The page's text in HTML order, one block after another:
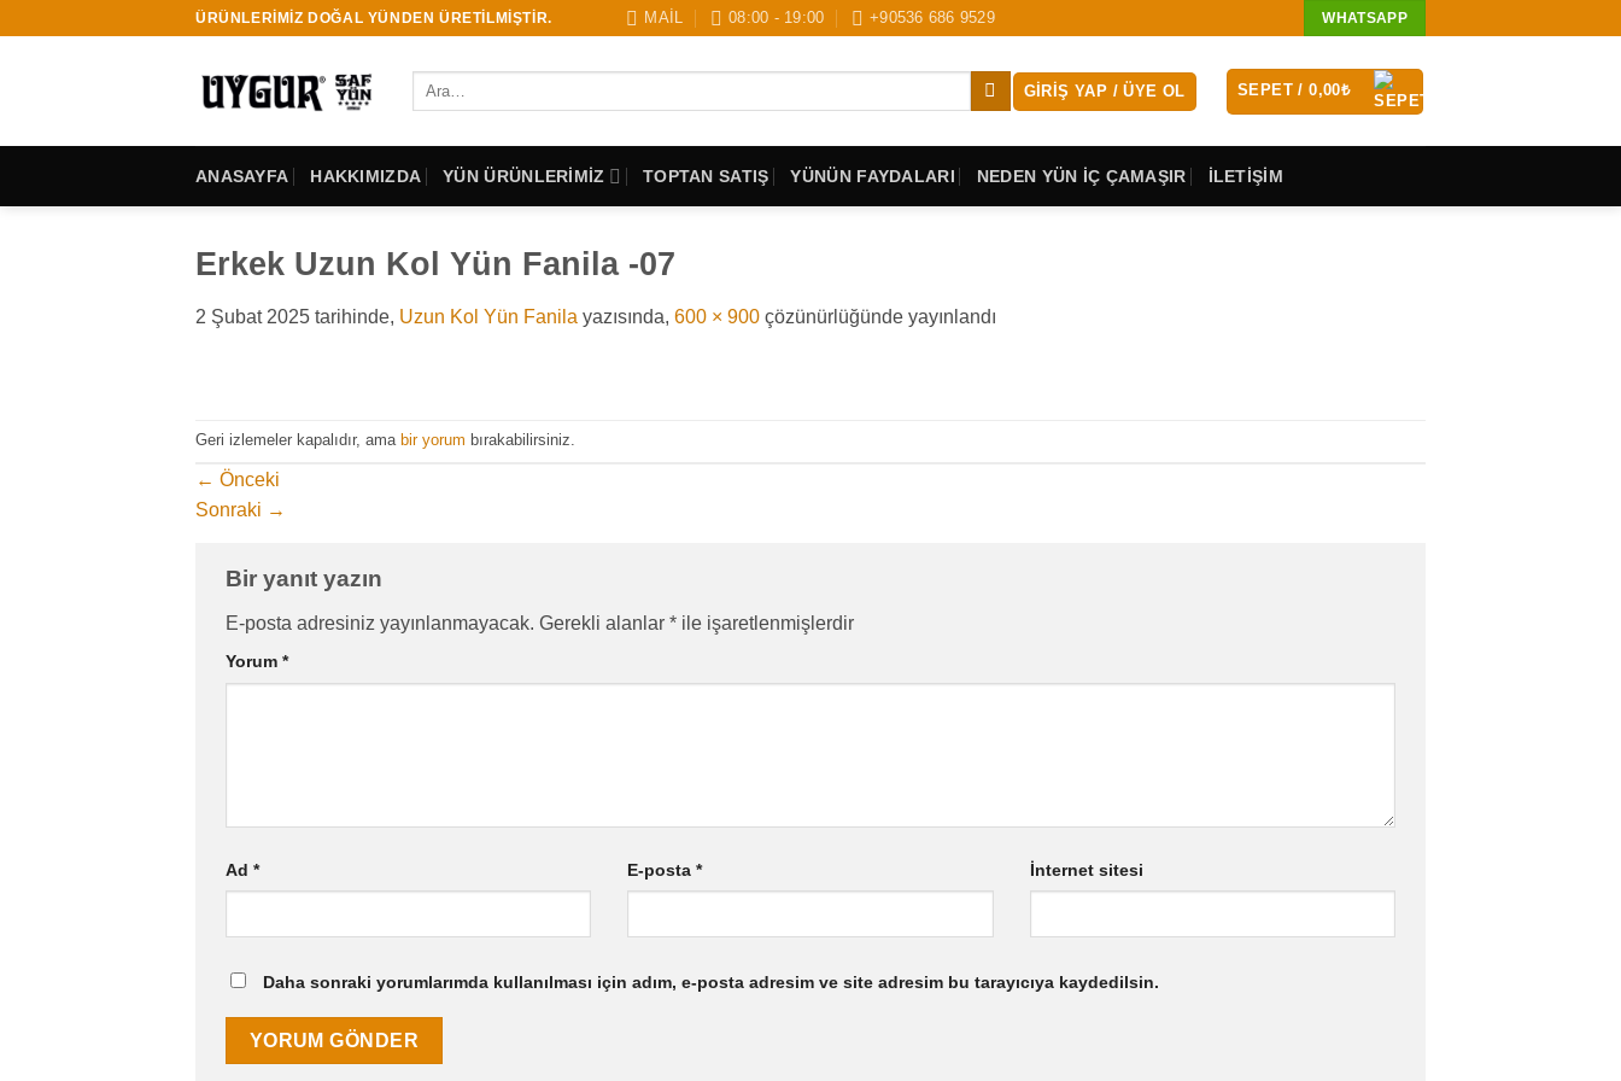
ÜRÜNLERİMİZ DOĞAL YÜNDEN ÜRETİLMİŞTİR. MAİL 08:00 - 19:00 +90536 686 9529 WHATSAPP
Ara:
GIRIŞ YAP / ÜYE OL SEPET /0,00₺
ANASAYFA HAKKIMIZDA YÜN ÜRÜNLERİMİZ TOPTAN SATIŞ YÜNÜN FAYDALARI NEDEN YÜN İÇ ÇAMAŞIR İLETİŞİM
Erkek Uzun Kol Yün Fanila -07
2 Şubat 2025 tarihinde, Uzun Kol Yün Fanila yazısında, 600 × 900 çözünürlüğünde yayınlandı
Geri izlemeler kapalıdır, ama bir yorum bırakabilirsiniz.
← Önceki
Sonraki →
Bir yanıt yazın
E-posta adresiniz yayınlanmayacak. Gerekli alanlar * ile işaretlenmişlerdir
Yorum *
Ad * E-posta* İnternet sitesi
Daha sonraki yorumlarımda kullanılması için adım, e-posta adresim ve site adresim bu tarayıcıya kaydedilsin.